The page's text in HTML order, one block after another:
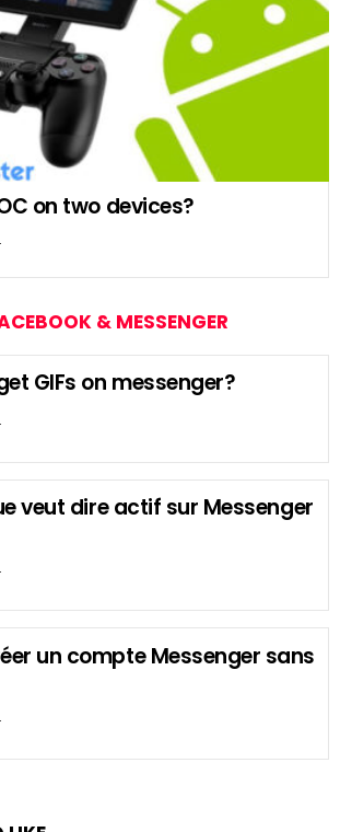
on two devices?
& MESSENGER
GIFs on messenger?
veut dire actif sur Messenger
un compte Messenger sans